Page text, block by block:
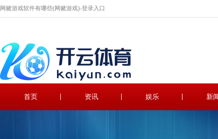
网赌游戏软件有哪些(网赌游戏)-登录入口
首页 资讯 娱乐 新